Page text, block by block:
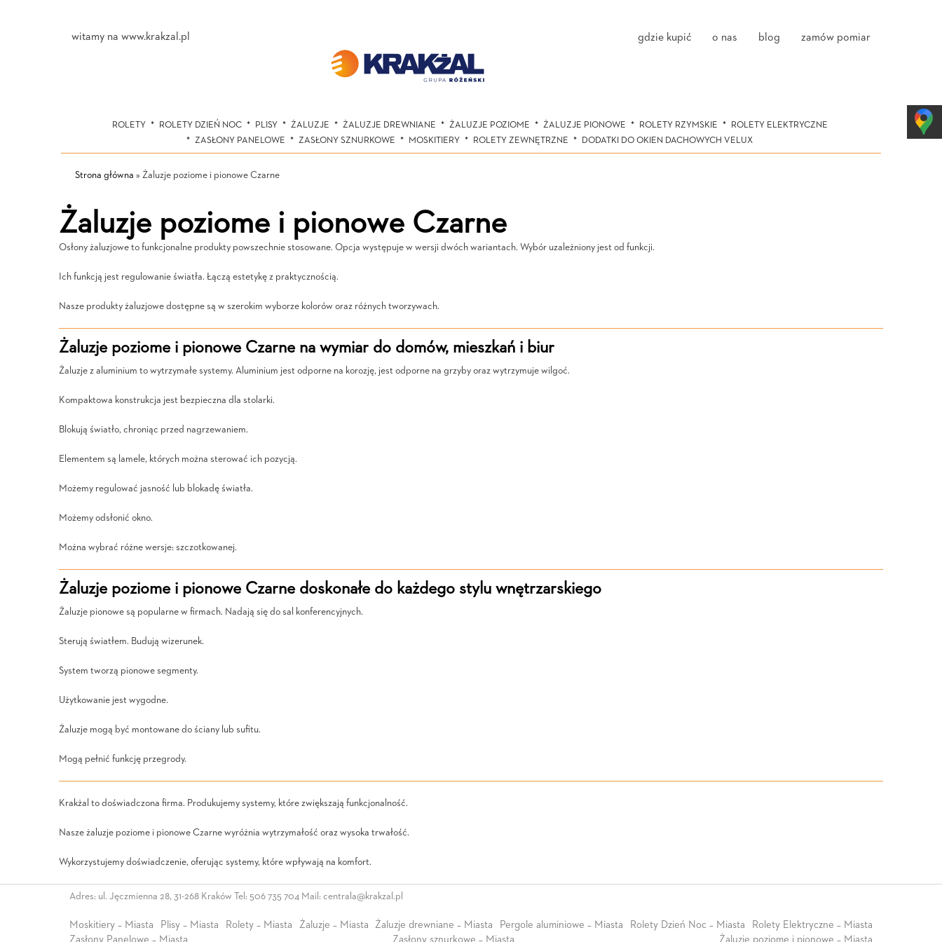
witamy na www.krakzal.pl gdzie kupić o nas blog zamów pomiar
ROLETY ROLETY DZIEŃ NOC PLISY ŻALUZJE ŻALUZJE DREWNIANE ŻALUZJE POZIOME ŻALUZJE PIONOWE ROLETY RZYMSKIE
ROLETY ELEKTRYCZNE
ZASŁONY PANELOWE
ZASŁONY SZNURKOWE MOSKITIERY ROLETY ZEWNĘTRZNE DODATKI DO OKIEN DACHOWYCH VELUX
Strona główna » Żaluzje poziome i pionowe Czarne
Żaluzje poziome i pionowe Czarne
Osłony żaluzjowe to funkcjonalne produkty powszechnie stosowane. Opcja występuje w wersji dwóch wariantach. Wybór uzależniony jest od funkcji.
Ich funkcją jest regulowanie światła. Łączą estetykę z praktycznością.
Nasze produkty żaluzjowe dostępne są w szerokim wyborze kolorów oraz różnych tworzywach.
Żaluzje poziome i pionowe Czarne na wymiar do domów, mieszkań i biur
Żaluzje z aluminium to wytrzymałe systemy. Aluminium jest odporne na korozję, jest odporne na grzyby oraz wytrzymuje wilgoć.
Kompaktowa konstrukcja jest bezpieczna dla stolarki.
Blokują światło, chroniąc przed nagrzewaniem.
Elementem są lamele, których można sterować ich pozycją.
Możemy regulować jasność lub blokadę światła.
Możemy odsłonić okno.
Można wybrać różne wersje: szczotkowanej.
Żaluzje poziome i pionowe Czarne doskonałe do każdego stylu wnętrzarskiego
Żaluzje pionowe są popularne w firmach. Nadają się do sal konferencyjnych.
Sterują światłem. Budują wizerunek.
System tworzą pionowe segmenty.
Użytkowanie jest wygodne.
Żaluzje mogą być montowane do ściany lub sufitu.
Mogą pełnić funkcję przegrody.
Krakżal to doświadczona firma. Produkujemy systemy, które zwiększają funkcjonalność.
Nasze żaluzje poziome i pionowe Czarne wyróżnia wytrzymałość oraz wysoka trwałość.
Wykorzystujemy doświadczenie, oferując systemy, które wpływają na komfort.
Adres: ul. Jęczmienna 28, 31-268 Kraków Tel: 506 735 704Mail: centrala@krakzal.pl
Moskitiery – Miasta Plisy – Miasta Rolety – Miasta Żaluzje – Miasta Żaluzje drewniane – Miasta Pergole aluminiowe – Miasta Rolety Dzień Noc – Miasta
Rolety Elektryczne – Miasta
Zasłony Panelowe – Miasta
Zasłony sznurkowe – Miasta Żaluzje poziome i pionowe – Miasta